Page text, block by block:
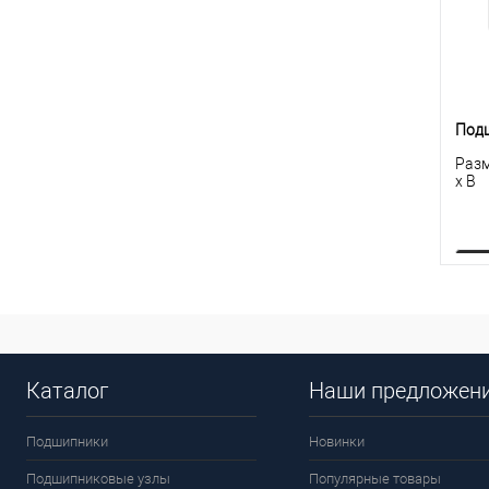
x B
Каталог
Подшипники
Подшипниковые узлы
Наши
Новинки
Популярные товары